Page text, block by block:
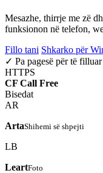
Mesazhe, thirrje me zë
funksionon në telefon,
Fillo tani Shkarko për
✓ Pa pagesë për të filluar
HTTPS
CF Call Free
Bisedat
AR
ArtaShihemi së shpejti
LB
LeartFoto